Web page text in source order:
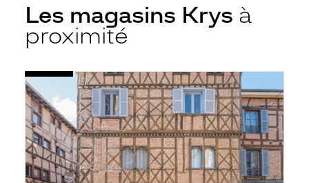
Les magasins Krys à
proximité
Opticien
Chatillon
sur
Chalaronne
-
Krys
Voir
la
fiche